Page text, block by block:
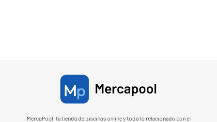
MercaPool, tu tienda de piscinas online y todo lo relacionado con el